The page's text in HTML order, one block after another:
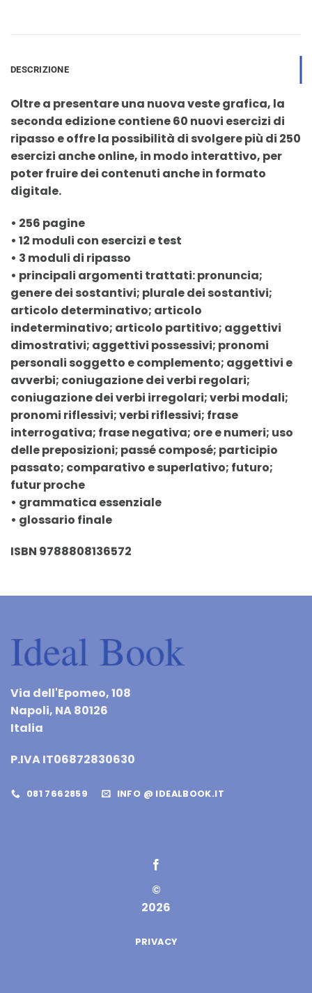
DESCRIZIONE
Oltre a presentare una nuova veste grafica, la
seconda edizione contiene 60 nuovi esercizi di
ripasso e offre la possibilità di svolgere più di 250
esercizi anche online, in modo interattivo, per
poter fruire dei contenuti anche in formato
digitale.
• 256 pagine
• 12 moduli con esercizi e test
• 3 moduli di ripasso
• principali argomenti trattati: pronuncia;
genere dei sostantivi; plurale dei sostantivi;
articolo determinativo; articolo
indeterminativo; articolo partitivo; aggettivi
dimostrativi; aggettivi possessivi; pronomi
personali soggetto e complemento; aggettivi e
avverbi; coniugazione dei verbi regolari;
coniugazione dei verbi irregolari; verbi modali;
pronomi riflessivi; verbi riflessivi; frase
interrogativa; frase negativa; ore e numeri; uso
delle preposizioni; passé composé; participio
passato; comparativo e superlativo; futuro;
futur proche
• grammatica essenziale
• glossario finale
ISBN 9788808136572
Via dell'Epomeo, 108
Napoli, NA 80126
Italia
P.IVA IT06872830630
081 7662859 INFO @ IDEALBOOK.IT
©
2026
PRIVACY